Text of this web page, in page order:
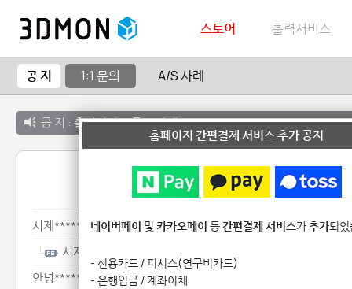
스토어 출력서비스
공 지 1:1 문의 A/S 사례
공 지 : 출력서비스 종료 안내
1:1 문
시제*****************
시제*****************
안녕*************
홈페이지 간편결제 서비스 추가 공지
네이버페이 및 카카오페이 등간편결제 서비스가추가되
- 신용카드 / 피시스(연구비카드)
- 은행입금 / 계좌이체